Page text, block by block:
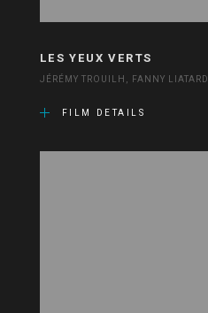
LES YEUX VERTS
JÉRÉMY TROUILH, FANNY LIATARD
FILM DETAILS